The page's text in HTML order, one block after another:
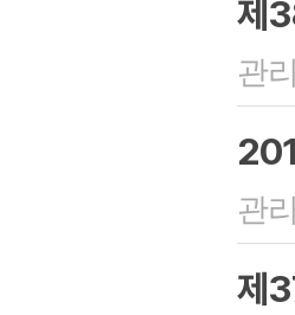
제
관
관
제